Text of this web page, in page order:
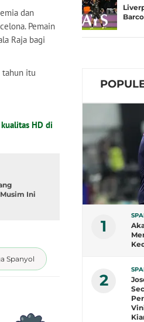
dan
Pemain
Raja bagi
tahun itu
HD di
Ini
Spanyol
1
2